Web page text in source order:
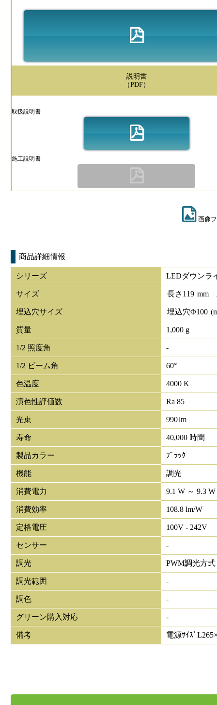
説明書
（PDF）
取扱説明書
施工説明書
画像
商品詳細情報
シリーズ LEDダウンラ
サイズ 長さ 119 mm
埋込穴サイズ 埋込穴Φ100
質量 1,000 g
1/2 照度角 -
1/2 ビーム角 60°
色温度 4000 K
演色性評価数 Ra 85
光束 990lm
寿命 40,000 時間
製品カラー ﾌﾞﾗｯｸ
機能 調光
消費電力 9.1 W ～ 9.3 W
消費効率 108.8 lm/W
定格電圧 100V - 242V
センサー -
調光 PWM調光方式
調光範囲 -
調色 -
グリーン購入対応 -
備考 電源ｻｲｽﾞ